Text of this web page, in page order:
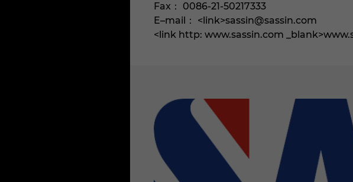
Fax： 0086-21-50217333
E–mail： <link>sassin@sassin.com
<link http: www.sassin.com